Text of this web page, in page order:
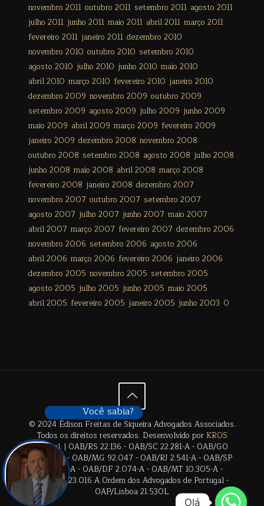
novembro 2011 outubro 2011 setembro 2011 agosto 2011
julho 2011 junho 2011 maio 2011 abril 2011 março 2011
fevereiro 2011 janeiro 2011 dezembro 2010
novembro 2010 outubro 2010 setembro 2010
agosto 2010 julho 2010 junho 2010 maio 2010
abril 2010 março 2010 fevereiro 2010 janeiro 2010
dezembro 2009 novembro 2009 outubro 2009
setembro 2009 agosto 2009 julho 2009 junho 2009
maio 2009 abril 2009 março 2009 fevereiro 2009
janeiro 2009 dezembro 2008 novembro 2008
outubro 2008 setembro 2008 agosto 2008 julho 2008
junho 2008 maio 2008 abril 2008 março 2008
fevereiro 2008 janeiro 2008 dezembro 2007
novembro 2007 outubro 2007 setembro 2007
agosto 2007 julho 2007 junho 2007 maio 2007
abril 2007 março 2007 fevereiro 2007 dezembro 2006
novembro 2006 setembro 2006 agosto 2006
abril 2006 março 2006 fevereiro 2006 janeiro 2006
dezembro 2005 novembro 2005 setembro 2005
agosto 2005 julho 2005 junho 2005 maio 2005
abril 2005 fevereiro 2005 janeiro 2005 junho 2003 0
© 2024 Édison Freitas de Siqueira Advogados Associados.
Todos os direitos reservados. Desenvolvido por KROS
Digital. | OAB/RS 22.136 - OAB/SC 22.281-A - OAB/GO
28.659-A - OAB/MG 92.047 - OAB/RJ 2.541-A - OAB/SP
17.2838-A - OAB/DF 2.074-A - OAB/MT 10.305-A -
OAB/BA 23.016 A Ordem dos Advogados de Portugal -
OAP/Lisboa 21.530L
Você sabia?
Olá